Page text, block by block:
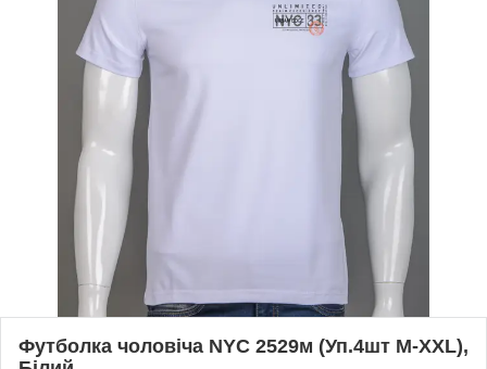
Футболка чоловіча NYC 2529м (Уп.4шт M-XXL),